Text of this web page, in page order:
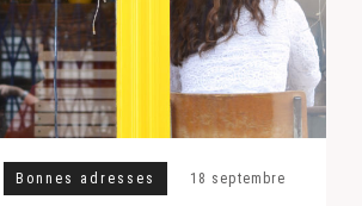
Bonnes adresses 18 septembre